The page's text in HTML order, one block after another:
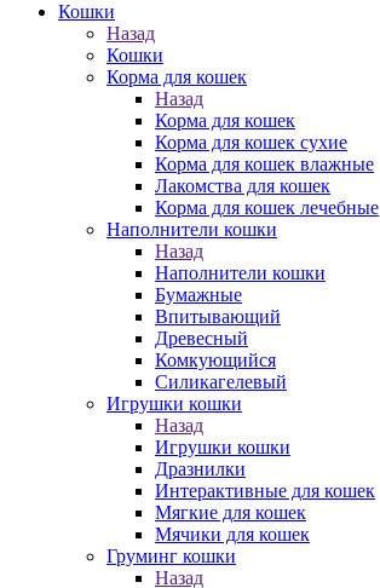
Кошки
Назад
Кошки
Корма для кошек
Назад
Корма для кошек
Корма для кошек сухие
Корма для кошек влажные
Лакомства для кошек
Корма для кошек лечебные
Наполнители кошки
Назад
Наполнители кошки
Бумажные
Впитывающий
Древесный
Комкующийся
Силикагелевый
Игрушки кошки
Назад
Игрушки кошки
Дразнилки
Интерактивные для кошек
Мягкие для кошек
Мячики для кошек
Груминг кошки
Назад